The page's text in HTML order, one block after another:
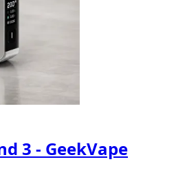
3 - GeekVape